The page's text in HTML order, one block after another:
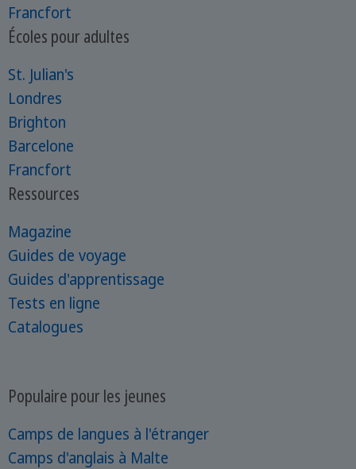
Francfort
Écoles pour adultes
St. Julian's
Londres
Brighton
Barcelone
Francfort
Ressources
Magazine
Guides de voyage
Guides d'apprentissage
Tests en ligne
Catalogues
Populaire pour les jeunes
Camps de langues à l'étranger
Camps d'anglais à Malte